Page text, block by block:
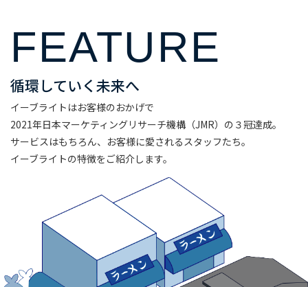
FEATURE
循環していく未来へ
イーブライトはお客様のおかげで
2021年日本マーケティングリサーチ機構（JMR）の３冠達成。
サービスはもちろん、お客様に愛されるスタッフたち。
イーブライトの特徴をご紹介します。